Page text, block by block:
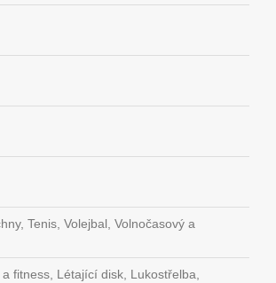
Tenis, Volejbal, Volnočasový a
fitness, Létající disk, Lukostřelba,